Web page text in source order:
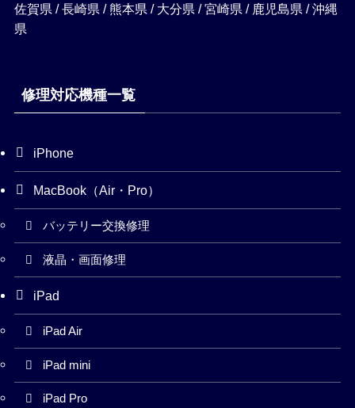
佐賀県 / 長崎県 / 熊本県 / 大分県 / 宮崎県 / 鹿児島県 / 沖縄
県
修理対応機種一覧
iPhone
MacBook（Air・Pro）
バッテリー交換修理
液晶・画面修理
iPad
iPad Air
iPad mini
iPad Pro